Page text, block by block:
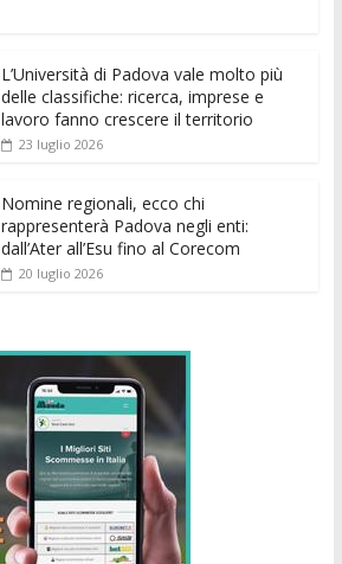
p er
L’Università di Padova vale molto più
delle classifiche: ricerca, imprese e
lavoro fanno crescere il territorio
23 luglio 2026
Nomine regionali, ecco chi
rappresenterà Padova negli enti:
dall’Ater all’Esu fino al Corecom
20 luglio 2026